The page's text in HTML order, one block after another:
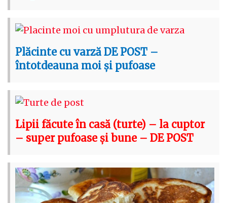
Plăcinte cu varză DE POST –
întotdeauna moi și pufoase
Lipii făcute în casă (turte) – la cuptor
– super pufoase și bune – DE POST